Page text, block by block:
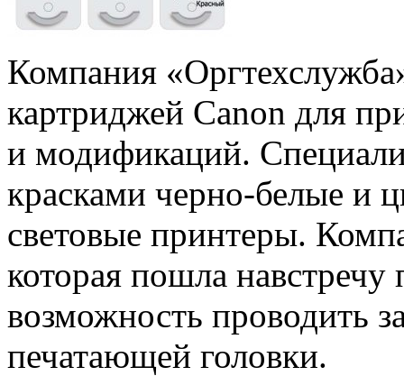
Компания
картриджей Canon для
и модификаций.
красками черно-белые и
световые принтеры.
которая пошла навстречу
возможность проводить
печатающей головки.